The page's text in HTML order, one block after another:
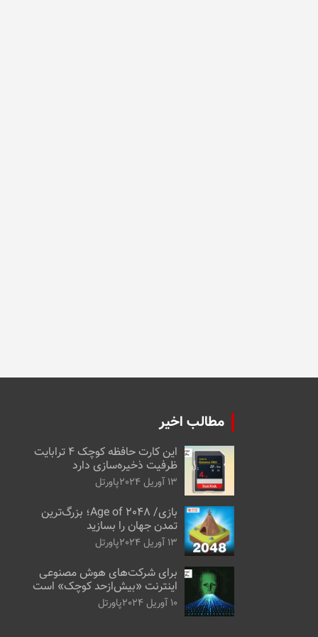
مطالب اخیر
این کارت حافظه کوچک ۴ ترابایت
ظرفیت ذخیره‌سازی دارد
13 آوریل 2024 پاورتل
بازی/ Age of 2048؛ بزرگ‌ترین
تمدن جهان را بسازید
13 آوریل 2024 پاورتل
برای شرکت‌های هوش مصنوعی
اینترنت «بیش‌از‌حد کوچک» است
10 آوریل 2024 پاورتل